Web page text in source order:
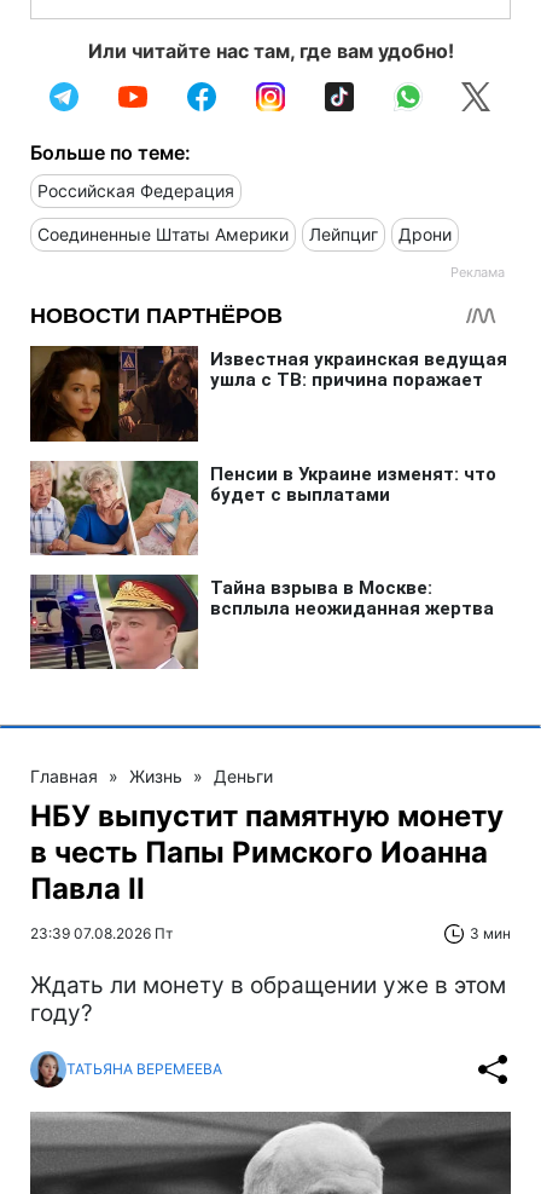
Или читайте нас там, где вам удобно!
Больше по теме:
Российская Федерация
Соединенные Штаты Америки Лейпциг Дрони
Главная » Жизнь » Деньги
НБУ выпустит памятную монету
в честь Папы Римского Иоанна
Павла II
23:39 07.08.2026 Пт 3 мин
Ждать ли монету в обращении уже в этом
году?
ТАТЬЯНА ВЕРЕМЕЕВА